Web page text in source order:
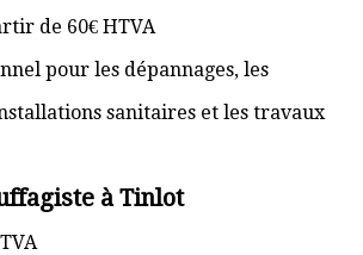
de 60€ HTVA
pour les dépannages, les
sanitaires et les travaux
à Tinlot